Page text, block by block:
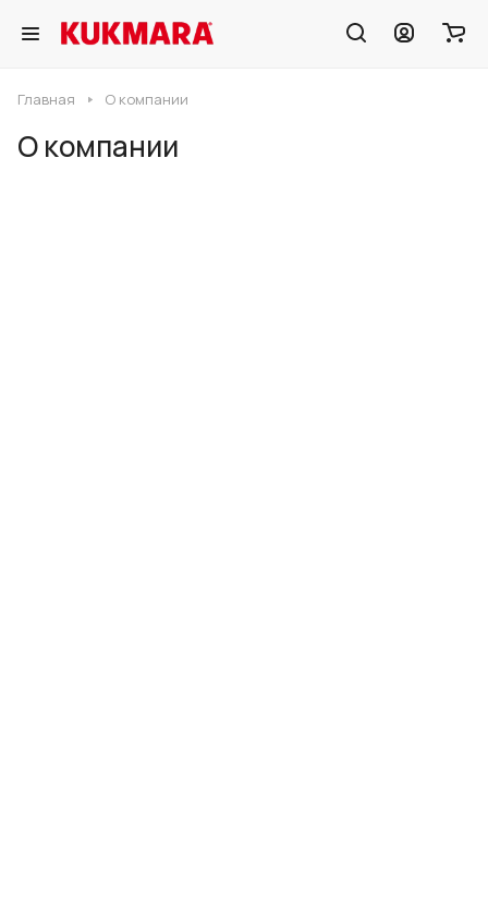
Главная О компании
О компании